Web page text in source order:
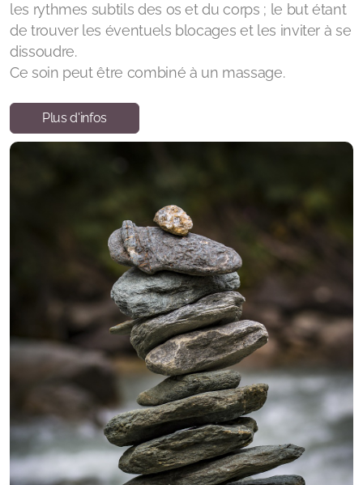
les rythmes subtils des os et du corps ; le but étant
de trouver les éventuels blocages et les inviter à se
dissoudre.
Ce soin peut être combiné à un massage.
Plus d'infos